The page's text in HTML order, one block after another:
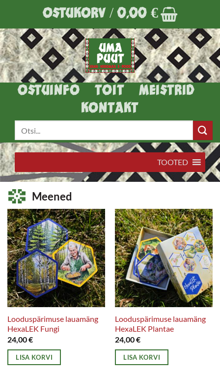
content
OSTUKORV /0,00 €
OSTUINFO TOIT
MEISTRID
KONTAKT
TOOTED
Meened
Looduspärimuse lauamäng
HexaLEK Fungi
24,00€
LISA KORVI
Looduspärimuse lauamäng
HexaLEK Plantae
24,00€
LISA KORVI